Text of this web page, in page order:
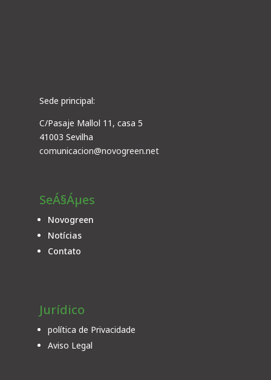
Sede principal:
C/Pasaje Mallol 11, casa 5
41003 Sevilha
comunicacion@novogreen.net
SeÁ§Áµes
Novogreen
Notícias
Contato
Jurídico
política de Privacidade
Aviso Legal